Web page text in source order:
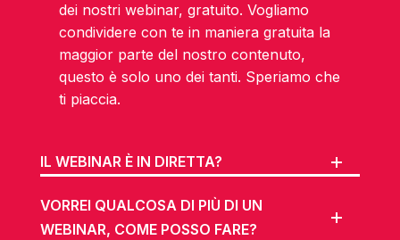
dei nostri webinar, gratuito. Vogliamo
condividere con te in maniera gratuita la
maggior parte del nostro contenuto,
questo è solo uno dei tanti. Speriamo che
ti piaccia.
IL WEBINAR È IN DIRETTA?
VORREI QUALCOSA DI PIÙ DI UN
WEBINAR, COME POSSO FARE?